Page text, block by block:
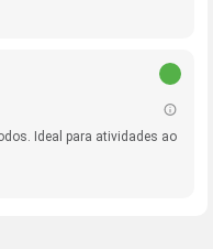
Ideal para atividades ao